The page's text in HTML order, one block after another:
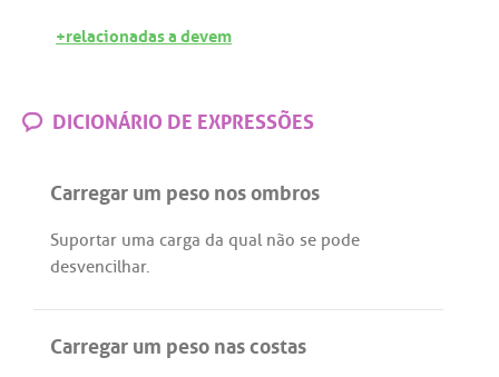
+relacionadas a devem
DICIONÁRIO DE EXPRESSÕES
Carregar um peso nos ombros
Suportar uma carga da qual não se pode
desvencilhar.
Carregar um peso nas costas